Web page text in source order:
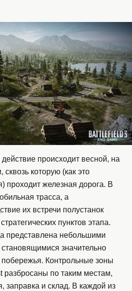
происходит весной, на
сквозь которую (как это
проходит железная дорога. В
трасса, а
их встречи полустанок
пунктов этапа.
представлена небольшими
значительно
Контрольные зоны
разбросаны по таким местам,
заправка и склад. В каждой из